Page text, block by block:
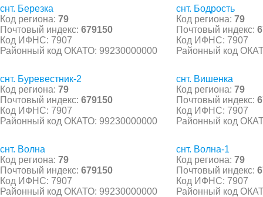
снт. Березка
Код региона: 79
Почтовый индекс: 679150
Код ИФНС: 7907
Районный код ОКАТО: 99230000000
снт. Бодрость
Код региона: 79
Почтовый индекс:
Код ИФНС: 7907
Районный код
снт. Буревестник-2
Код региона: 79
Почтовый индекс: 679150
Код ИФНС: 7907
Районный код ОКАТО: 99230000000
снт. Вишенка
Код региона: 79
Почтовый индекс:
Код ИФНС: 7907
Районный код
снт. Волна
Код региона: 79
Почтовый индекс: 679150
Код ИФНС: 7907
Районный код ОКАТО: 99230000000
снт. Волна-1
Код региона: 79
Почтовый индекс:
Код ИФНС: 7907
Районный код